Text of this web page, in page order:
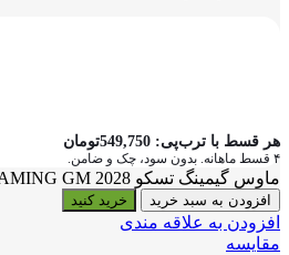
هر قسط با ترب‌پی: 549,750تومان
۴ قسط ماهانه. بدون سود، چک و ضامن.
ماوس گیمینگ تسکو TSCO MOUSE GAMING GM 2028 عدد
افزودن به سبد خرید خرید کنید
افزودن به علاقه مندی
مقایسه